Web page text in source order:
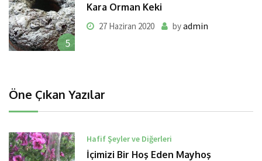
5
Kara Orman Keki
27 Haziran 2020 byadmin
Öne Çıkan Yazılar
Hafif Şeyler ve Diğerleri
İçimizi Bir Hoş Eden Mayhoş